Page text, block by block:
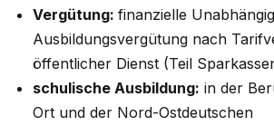
Vergütung: finanzielle
Ausbildungsvergütung nach
öffentlicher Dienst (Teil
schulische Ausbildung: in der
Ort und der Nord-Ostdeutschen